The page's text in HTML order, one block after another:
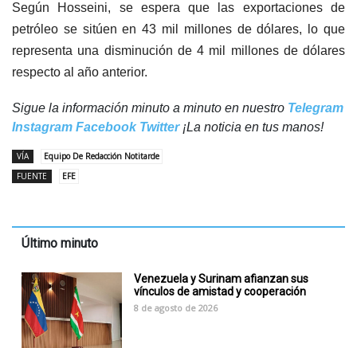
Según Hosseini, se espera que las exportaciones de
petróleo se sitúen en 43 mil millones de dólares, lo que
representa una disminución de 4 mil millones de dólares
respecto al año anterior.
Sigue la información minuto a minuto en nuestro Telegram
Instagram Facebook Twitter¡La noticia en tus manos!
VÍA
Equipo De Redacción Notitarde
FUENTE
EFE
Último minuto
Venezuela y Surinam afianzan sus
vínculos de amistad y cooperación
8 de agosto de 2026